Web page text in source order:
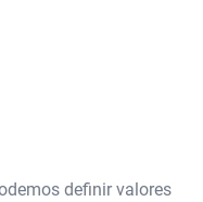
definir valores